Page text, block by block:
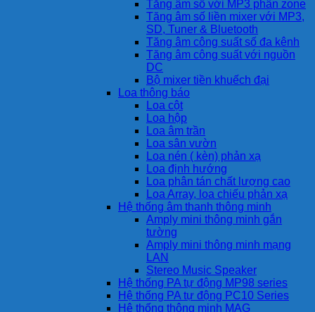
Tăng âm số với MP3 phân zone
Tăng âm số liền mixer với MP3,
SD, Tuner & Bluetooth
Tăng âm công suất số đa kênh
Tăng âm công suất với nguồn
DC
Bộ mixer tiền khuếch đại
Loa thông báo
Loa cột
Loa hộp
Loa âm trần
Loa sân vườn
Loa nén ( kèn) phản xạ
Loa định hướng
Loa phân tán chất lượng cao
Loa Array, loa chiếu phản xạ
Hệ thống âm thanh thông minh
Amply mini thông minh gắn
tường
Amply mini thông minh mạng
LAN
Stereo Music Speaker
Hệ thống PA tự động MP98 series
Hệ thống PA tự động PC10 Series
Hệ thống thông minh MAG